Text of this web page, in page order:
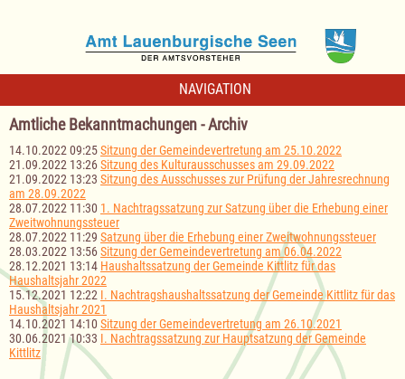
NAVIGATION
Amtliche Bekanntmachungen - Archiv
14.10.2022 09:25Sitzung der Gemeindevertretung am 25.10.2022
21.09.2022 13:26Sitzung des Kulturausschusses am 29.09.2022
21.09.2022 13:23 Sitzung des Ausschusses zur Prüfung der Jahresrechnung
am 28.09.2022
28.07.2022 11:30 1. Nachtragssatzung zur Satzung über die Erhebung einer
Zweitwohnungssteuer
28.07.2022 11:29 Satzung über die Erhebung einer Zweitwohnungssteuer
28.03.2022 13:56Sitzung der Gemeindevertretung am 06.04.2022
28.12.2021 13:14 Haushaltssatzung der Gemeinde Kittlitz für das
Haushaltsjahr 2022
15.12.2021 12:22 I. Nachtragshaushaltssatzung der Gemeinde Kittlitz für das
Haushaltsjahr 2021
14.10.2021 14:10 Sitzung der Gemeindevertretung am 26.10.2021
30.06.2021 10:33 I. Nachtragssatzung zur Hauptsatzung der Gemeinde
Kittlitz